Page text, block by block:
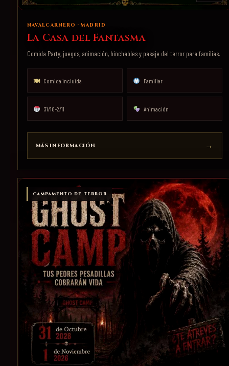
NAVALCARNERO · MADRID
La Casa del Fantasma
Comida Party, juegos, animación, hinchables y pasaje del terror para familias.
🍽 Comida incluida Familiar
31/10–2/11 Animación
MÁS INFORMACIÓN
CAMPAMENTO DE TERROR